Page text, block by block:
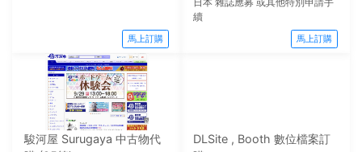
馬上訂購
續
馬上訂購
駿河屋 Surugaya 中古物代
DLSite , Booth 數位檔案訂